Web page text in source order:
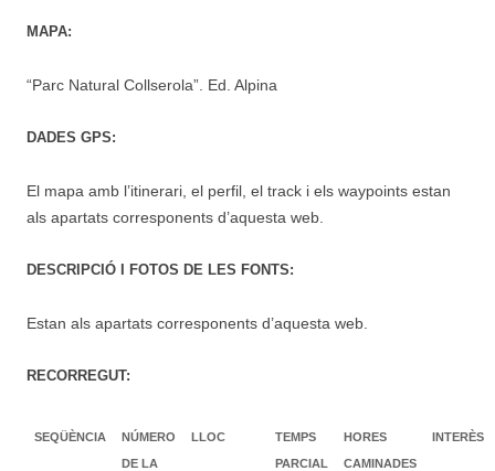
MAPA:
“Parc Natural Collserola”. Ed. Alpina
DADES GPS:
El mapa amb l’itinerari, el perfil, el track i els waypoints estan
als apartats corresponents d’aquesta web.
DESCRIPCIÓ I FOTOS DE LES FONTS:
Estan als apartats corresponents d’aquesta web.
RECORREGUT:
SEQÜÈNCIA
NÚMERO
DE LA
LLOC
TEMPS
PARCIAL
HORES
CAMINADES
INTERÈS